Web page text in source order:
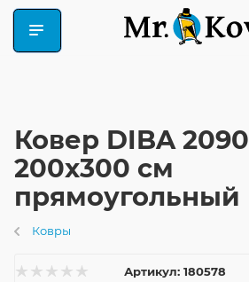
Ковер DIBA 2090
200x300 см
прямоугольный
Ковры
Артикул: 180578